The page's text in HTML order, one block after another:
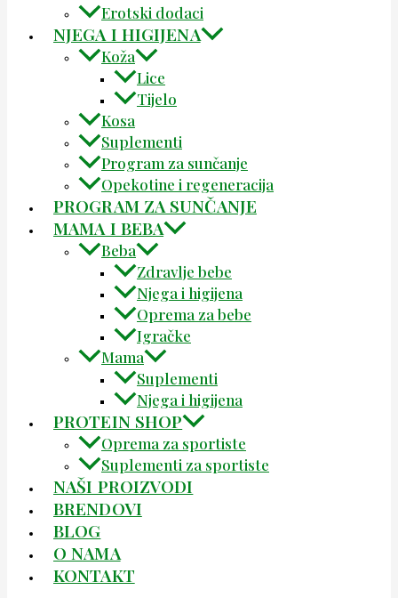
Erotski dodaci
NJEGA I HIGIJENA
Koža
Lice
Tijelo
Kosa
Suplementi
Program za sunčanje
Opekotine i regeneracija
PROGRAM ZA SUNČANJE
MAMA I BEBA
Beba
Zdravlje bebe
Njega i higijena
Oprema za bebe
Igračke
Mama
Suplementi
Njega i higijena
PROTEIN SHOP
Oprema za sportiste
Suplementi za sportiste
NAŠI PROIZVODI
BRENDOVI
BLOG
O NAMA
KONTAKT